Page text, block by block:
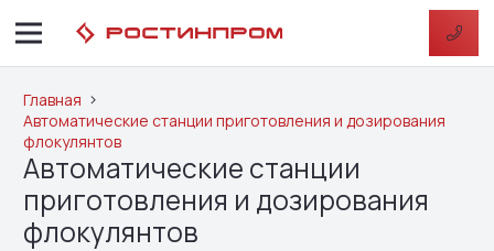
Главная
Автоматические станции приготовления и дозирования
флокулянтов
Автоматические станции
приготовления и дозирования
флокулянтов